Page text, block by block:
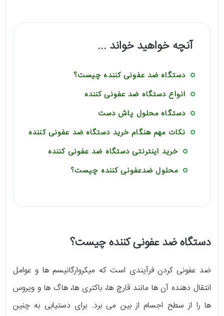
آنچه خواهید خواند ...
دستگاه ضد عفونی کننده چیست؟
انواع دستگاه ضد عفونی کننده
دستگاه محلول پاش دست
نکات مهم هنگام خرید دستگاه ضد عفونی کننده
خرید اینترنتی دستگاه ضد عفونی کننده
محلول ضدعفونی کننده چیست؟
دستگاه ضد عفونی کننده چیست؟
ضد عفونی کردن فرآیندی است که میکروارگانیسم ها و عوامل
انتقال دهنده آن ها مانند قارچ ها، باکتری ها، هاگ ها و ویروس
ها را از سطح اجسام از بین می برد. برای دستیابی به چنین